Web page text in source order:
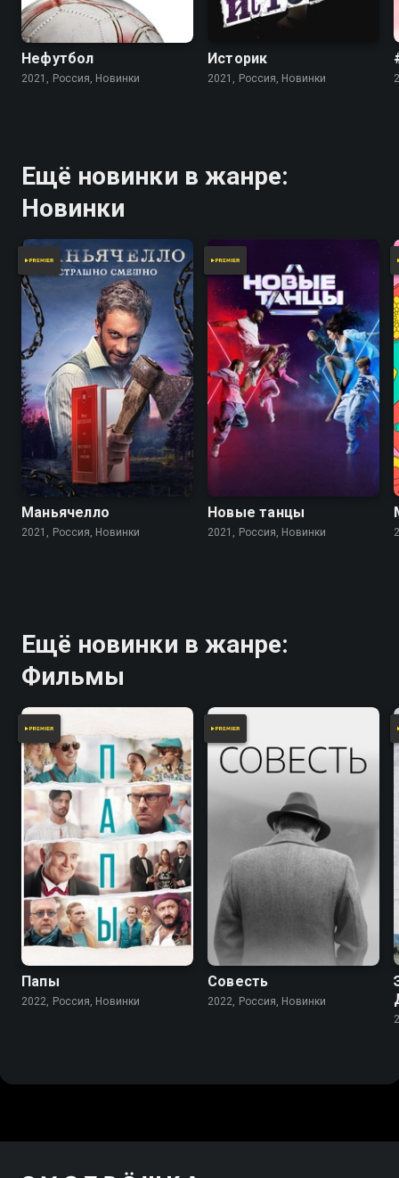
Нефутбол
2021, Россия, Новинки
Историк
2021, Россия, Новинки
Ещё новинки в жанре:
Новинки
Маньячелло
2021, Россия, Новинки
Новые танцы
2021, Россия, Новинки
Ещё новинки в жанре:
Фильмы
Папы
2022, Россия, Новинки
Совесть
2022, Россия, Новинки